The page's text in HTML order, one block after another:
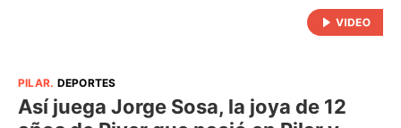
PILAR. DEPORTES
Así juega Jorge Sosa, la joya de 12